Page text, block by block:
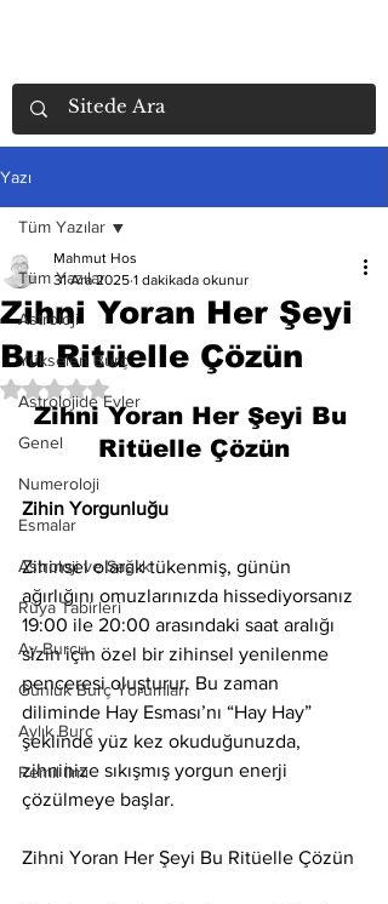
Yazı
Tüm Yazılar
Astroloji
Yükselen Burç
Astrolojide Evler
Genel
Numeroloji
Esmalar
Astroloji ve Sağlık
Rüya Tabirleri
Ay Burcu
Günlük Burç Yorumları
Aylık Burç
Remil İlmi
Tüm Yazılar
Zihni Yoran Her Şeyi
Bu Ritüelle Çözün
Mahmut Hos
31 Ara 2025 1 dakikada okunur
5 üzerinden NaN yıldız
Zihni Yoran Her Şeyi Bu
Ritüelle Çözün
Zihin Yorgunluğu
Zihinsel olarak tükenmiş, günün
ağırlığını omuzlarınızda hissediyorsanız
19:00 ile 20:00 arasındaki saat aralığı
sizin için özel bir zihinsel yenilenme
penceresi oluşturur. Bu zaman
diliminde Hay Esması’nı “Hay Hay”
şeklinde yüz kez okuduğunuzda,
zihninize sıkışmış yorgun enerji
çözülmeye başlar.
Zihni Yoran Her Şeyi Bu Ritüelle Çözün